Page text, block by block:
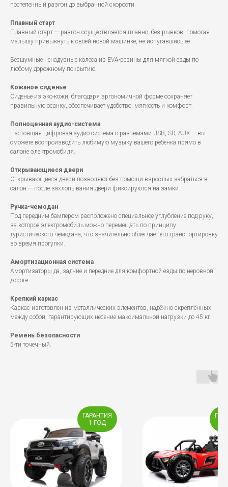
постепенный разгон до выбранной скорости.
Плавный старт
Плавный старт — разгон осуществляется плавно, без рывков, помогая
малышу привыкнуть к своей новой машинке, не испугавшись её.
Бесшумные ненадувные колеса из EVA-резины для мягкой езды по
любому дорожному покрытию.
Кожаное сиденье
Сиденье из эко-кожи, благодаря эргономичной форме сохраняет
правильную осанку, обеспечивает удобство, мягкость и комфорт.
Полноценная аудио-система
Настоящая цифровая аудио-система с разъёмами USB, SD, AUX — вы
сможете воспроизводить любимую музыку вашего ребенка прямо в
салоне электромобиля.
Открывающиеся двери
Открывающиеся двери позволяют без помощи взрослых забраться в
салон — после захлопывания двери фиксируются на замки.
Ручка-чемодан
Под передним бампером расположено специальное углубление под руку,
за которое электромобиль можно перемещать по принципу
туристического чемодана, что значительно облегчает его транспортировку
во время прогулки.
Амортизационная система
Амортизаторы да, задние и передние для комфортной езды по неровной
дороге.
Крепкий каркас
Каркас изготовлен из металлических элементов, надёжно скреплённых
между собой, гарантирующих несение максимальной нагрузки до 45 кг.
Ремень безопасности
5-ти точечный.
ГАРАНТИЯ
1 ГОД